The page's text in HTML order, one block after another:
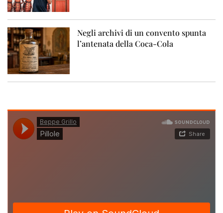
Negli archivi di un convento spunta
l’antenata della Coca-Cola